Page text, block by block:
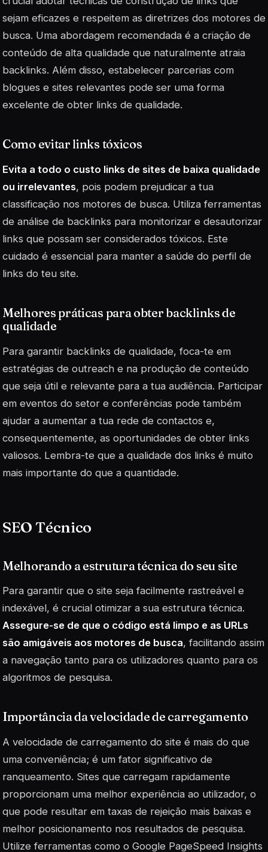
sejam eficazes e respeitem as diretrizes dos motores de
busca. Uma abordagem recomendada é a criação de
conteúdo de alta qualidade que naturalmente atraia
backlinks. Além disso, estabelecer parcerias com
blogues e sites relevantes pode ser uma forma
excelente de obter links de qualidade.
Como evitar links tóxicos
Evita a todo o custo links de sites de baixa qualidade
ou irrelevantes, pois podem prejudicar a tua
classificação nos motores de busca. Utiliza ferramentas
de análise de backlinks para monitorizar e desautorizar
links que possam ser considerados tóxicos. Este
cuidado é essencial para manter a saúde do perfil de
links do teu site.
Melhores práticas para obter backlinks de
qualidade
Para garantir backlinks de qualidade, foca-te em
estratégias de outreach e na produção de conteúdo
que seja útil e relevante para a tua audiência. Participar
em eventos do setor e conferências pode também
ajudar a aumentar a tua rede de contactos e,
consequentemente, as oportunidades de obter links
valiosos. Lembra-te que a qualidade dos links é muito
mais importante do que a quantidade.
SEO Técnico
Melhorando a estrutura técnica do seu site
Para garantir que o site seja facilmente rastreável e
indexável, é crucial otimizar a sua estrutura técnica.
Assegure-se de que o código está limpo e as URLs
são amigáveis aos motores de busca, facilitando assim
a navegação tanto para os utilizadores quanto para os
algoritmos de pesquisa.
Importância da velocidade de carregamento
A velocidade de carregamento do site é mais do que
uma conveniência; é um fator significativo de
ranqueamento. Sites que carregam rapidamente
proporcionam uma melhor experiência ao utilizador, o
que pode resultar em taxas de rejeição mais baixas e
melhor posicionamento nos resultados de pesquisa.
Utilize ferramentas como o Google PageSpeed Insights